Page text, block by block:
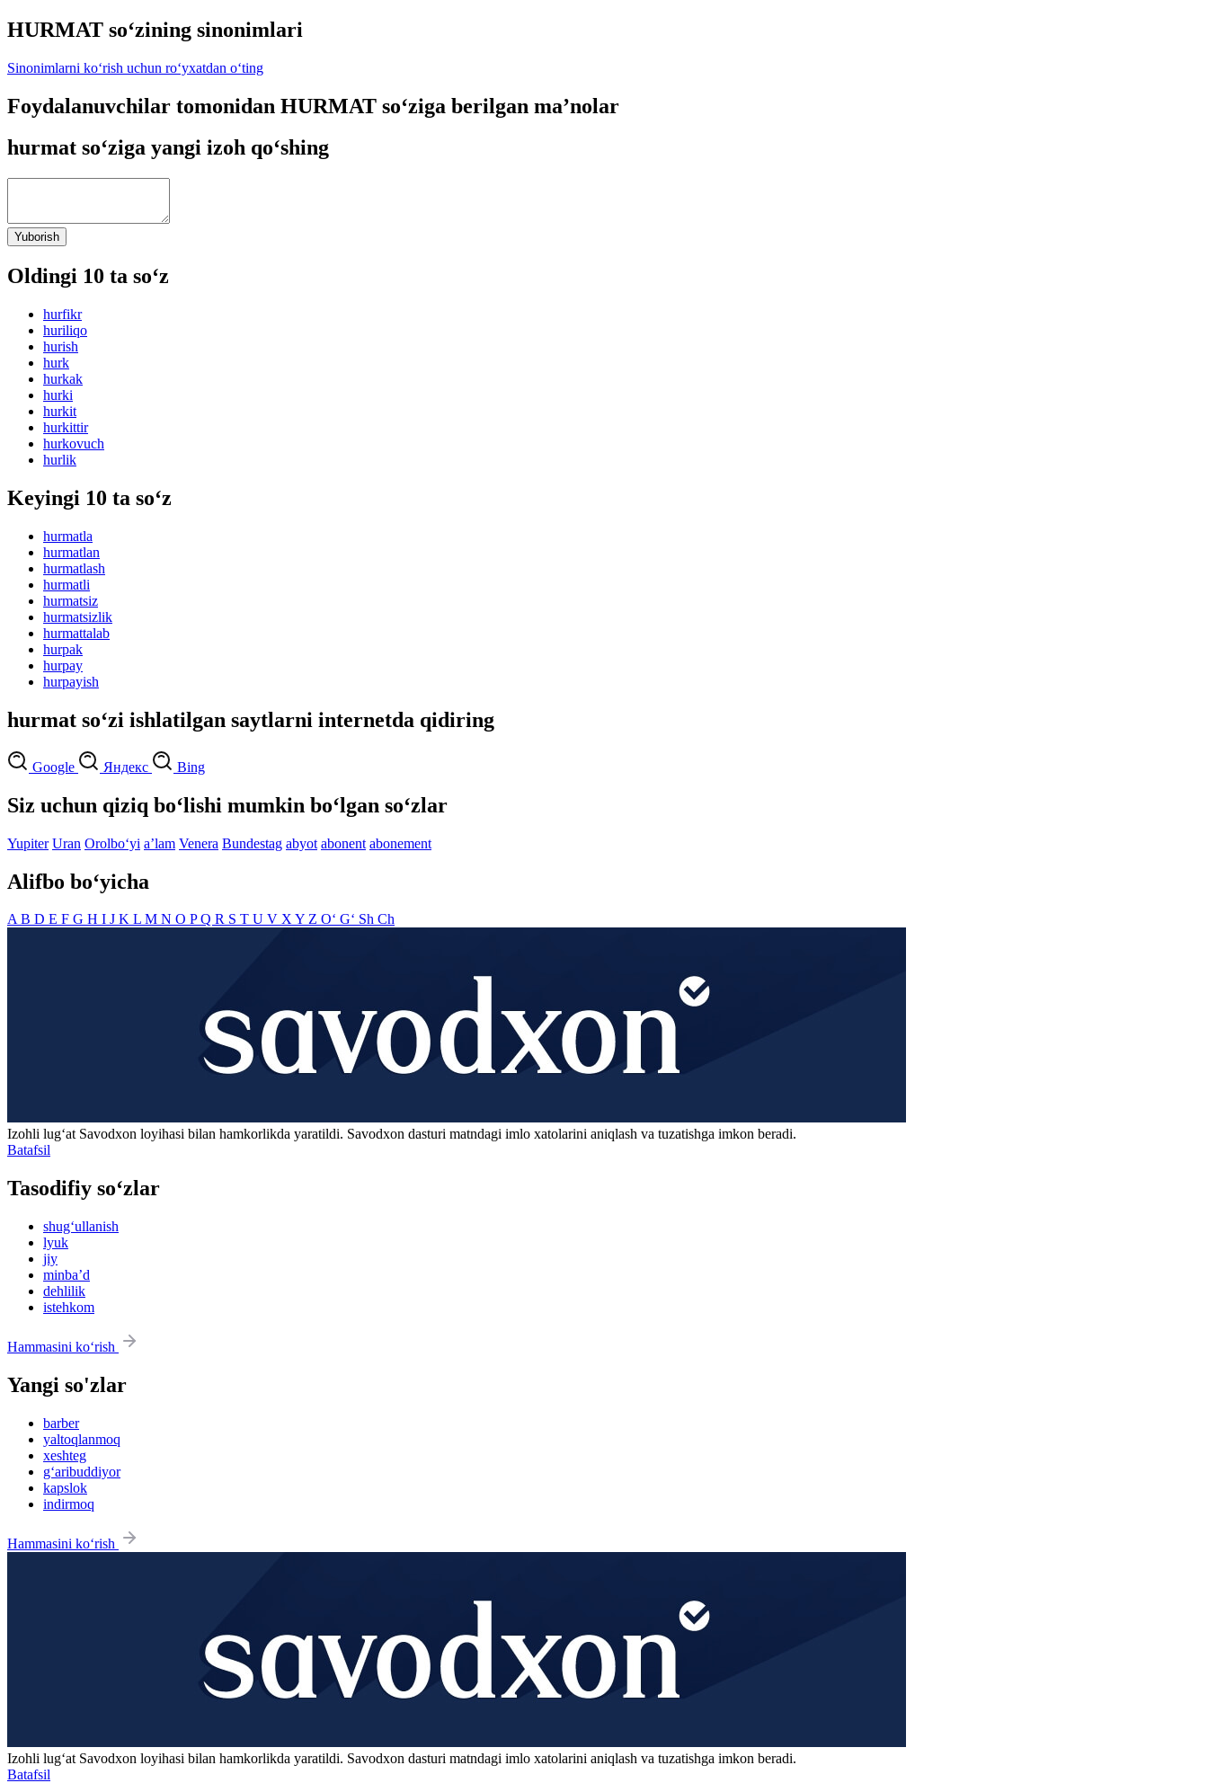
HURMAT so‘zining sinonimlari
Sinonimlarni ko‘rish uchun ro‘yxatdan o‘ting
Foydalanuvchilar tomonidan HURMAT so‘ziga berilgan ma’nolar
hurmat so‘ziga yangi izoh qo‘shing
Yuborish
Oldingi 10 ta so‘z
hurfikr
huriliqo
hurish
hurk
hurkak
hurki
hurkit
hurkittir
hurkovuch
hurlik
Keyingi 10 ta so‘z
hurmatla
hurmatlan
hurmatlash
hurmatli
hurmatsiz
hurmatsizlik
hurmattalab
hurpak
hurpay
hurpayish
hurmat so‘zi ishlatilgan saytlarni internetda qidiring
Google Яндекс Bing
Siz uchun qiziq bo‘lishi mumkin bo‘lgan so‘zlar
Yupiter Uran Orolbo‘yi aʼlam Venera Bundestag abyot abonent abonement
Alifbo bo‘yicha
AB D E F G H I J K L M N O PQ R S T U V XY Z O‘ G‘ Sh Ch
Izohli lugʻat Savodxon loyihasi bilan hamkorlikda yaratildi. Savodxon dasturi matndagi imlo xatolarini aniqlash va tuzatishga imkon beradi.
Batafsil
Tasodifiy so‘zlar
shug‘ullanish
lyuk
jiy
minbaʼd
dehlilik
istehkom
Hammasini ko‘rish
Yangi so'zlar
barber
yaltoqlanmoq
xeshteg
g‘aribuddiyor
kapslok
indirmoq
Hammasini ko‘rish
Izohli lugʻat Savodxon loyihasi bilan hamkorlikda yaratildi. Savodxon dasturi matndagi imlo xatolarini aniqlash va tuzatishga imkon beradi.
Batafsil